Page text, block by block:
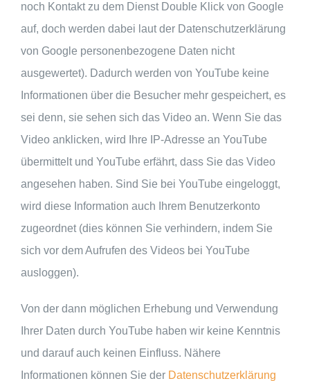
noch Kontakt zu dem Dienst Double Klick von Google
auf, doch werden dabei laut der Datenschutzerklärung
von Google personenbezogene Daten nicht
ausgewertet). Dadurch werden von YouTube keine
Informationen über die Besucher mehr gespeichert, es
sei denn, sie sehen sich das Video an. Wenn Sie das
Video anklicken, wird Ihre IP-Adresse an YouTube
übermittelt und YouTube erfährt, dass Sie das Video
angesehen haben. Sind Sie bei YouTube eingeloggt,
wird diese Information auch Ihrem Benutzerkonto
zugeordnet (dies können Sie verhindern, indem Sie
sich vor dem Aufrufen des Videos bei YouTube
ausloggen).
Von der dann möglichen Erhebung und Verwendung
Ihrer Daten durch YouTube haben wir keine Kenntnis
und darauf auch keinen Einfluss. Nähere
Informationen können Sie der Datenschutzerklärung